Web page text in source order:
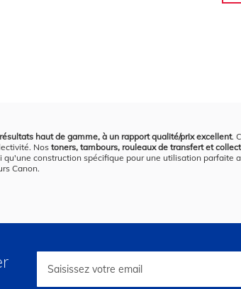
haut de gamme, à un rapport qualité/prix excellent.
Nos toners, tambours, rouleaux de transfert et
construction spécifique pour une utilisation parfaite
Canon.